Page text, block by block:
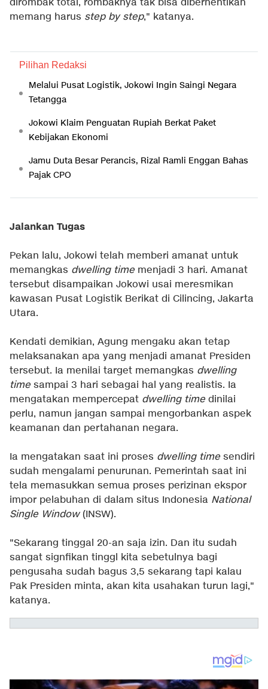
dirombak total, rombaknya tak bisa diberhentikan
memang harus step by step," katanya.
Pilihan Redaksi
Melalui Pusat Logistik, Jokowi Ingin Saingi Negara
Tetangga
Jokowi Klaim Penguatan Rupiah Berkat Paket
Kebijakan Ekonomi
Jamu Duta Besar Perancis, Rizal Ramli Enggan Bahas
Pajak CPO
Jalankan Tugas
Pekan lalu, Jokowi telah memberi amanat untuk
memangkas dwelling time menjadi 3 hari. Amanat
tersebut disampaikan Jokowi usai meresmikan
kawasan Pusat Logistik Berikat di Cilincing, Jakarta
Utara.
Kendati demikian, Agung mengaku akan tetap
melaksanakan apa yang menjadi amanat Presiden
tersebut. Ia menilai target memangkas dwelling
time sampai 3 hari sebagai hal yang realistis. Ia
mengatakan mempercepat dwelling time dinilai
perlu, namun jangan sampai mengorbankan aspek
keamanan dan pertahanan negara.
Ia mengatakan saat ini proses dwelling time sendiri
sudah mengalami penurunan. Pemerintah saat ini
tela memasukkan semua proses perizinan ekspor
impor pelabuhan di dalam situs Indonesia National
Single Window(INSW).
"Sekarang tinggal 20-an saja izin. Dan itu sudah
sangat signfikan tinggl kita sebetulnya bagi
pengusaha sudah bagus 3,5 sekarang tapi kalau
Pak Presiden minta, akan kita usahakan turun lagi,"
katanya.